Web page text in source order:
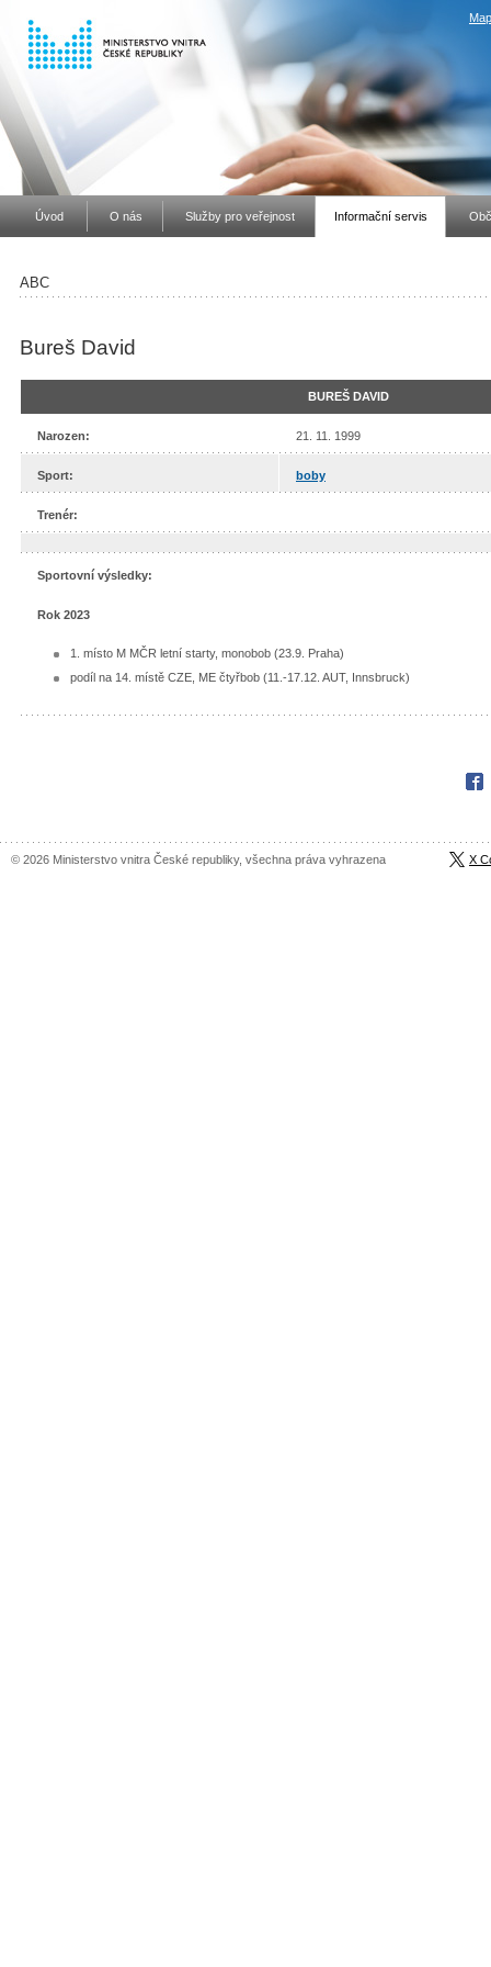
Úvod O nás Služby pro veřejnost Informační servis
ABC
Bureš David
BUREŠ DAVID
Narozen: 21. 11. 1999
Sport: boby
Trenér:
Sportovní výsledky:
Rok 2023
1. místo M MČR letní starty, monobob (23.9. Praha)
podíl na 14. místě CZE, ME čtyřbob (11.-17.12. AUT, Innsbruck)
© 2026 Ministerstvo vnitra České republiky, všechna práva vyhrazena X